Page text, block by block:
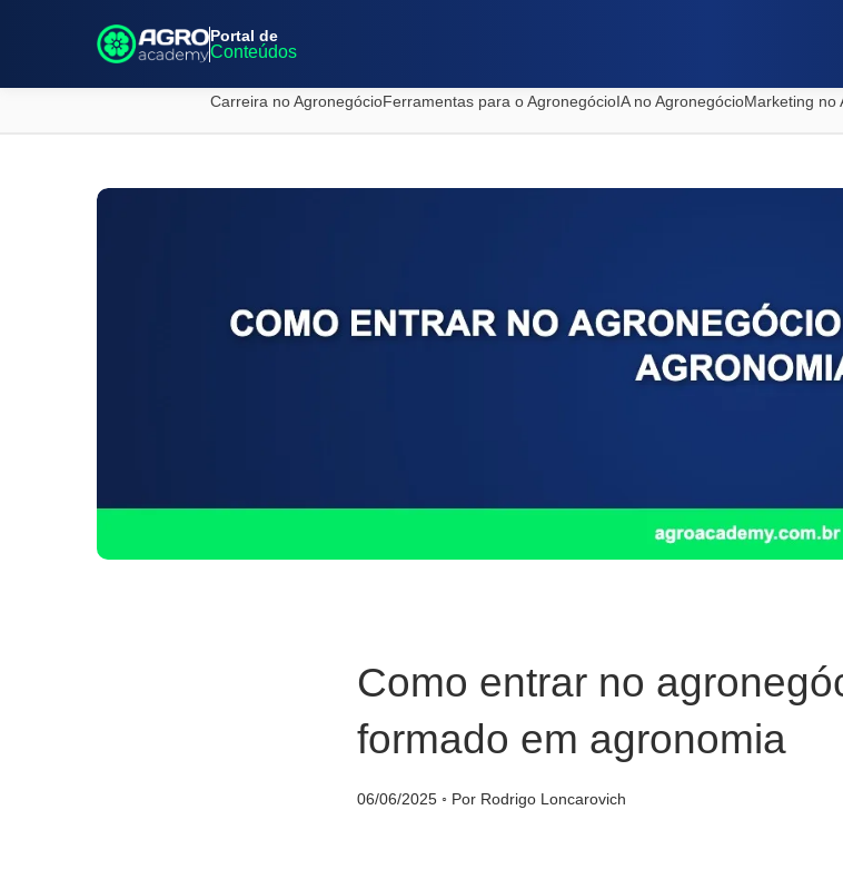
Portal de
Conteúdos
Carreira no AgronegócioFerramentas para o AgronegócioIA no AgronegócioMarketing no
Como entrar no
formado em agronomia
06/06/2025 ◦ Por Rodrigo Loncarovich